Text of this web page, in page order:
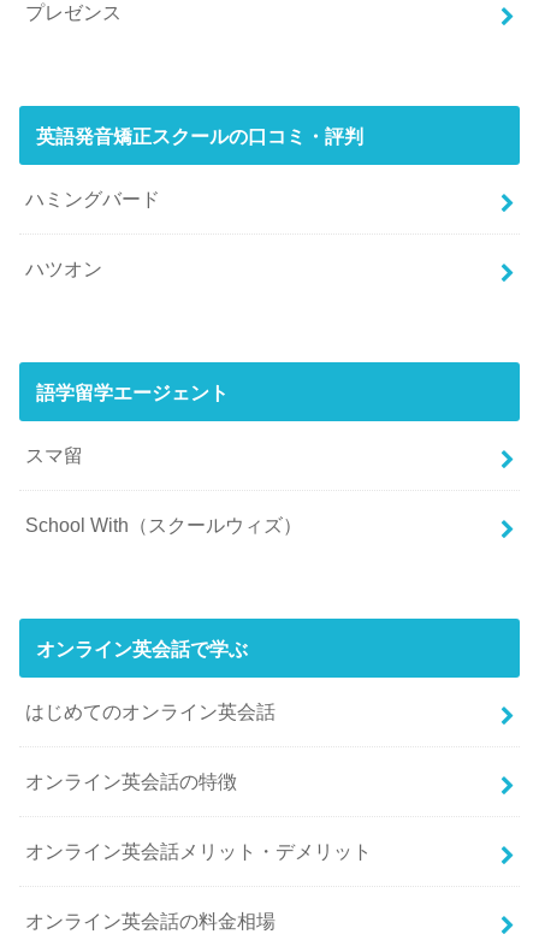
プレゼンス
英語発音矯正スクールの口コミ・評判
ハミングバード
ハツオン
語学留学エージェント
スマ留
School With（スクールウィズ）
オンライン英会話で学ぶ
はじめてのオンライン英会話
オンライン英会話の特徴
オンライン英会話メリット・デメリット
オンライン英会話の料金相場